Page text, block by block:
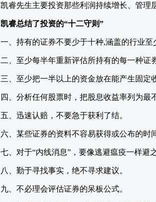
凯睿先生主要投资那些利润持续增长、管理
凯睿总结了投资的“十二守则”
一、持有的证券不要少于十种,涵盖的行业至
二、至少每半年重新评估所持有的每一种证
三、至少把一半以上的资金放在能产生固定
四、分析任何股票时，把股息收益率列为最
五、迅速认赔，不要急于获利了结。
六、某些证券的资料不容易获得或公布的时
七、对于“内线消息”，要像逃避瘟疫一样避
八、勤于寻找事实，绝不寻求建议。
九、不必理会评估证券的呆板公式。